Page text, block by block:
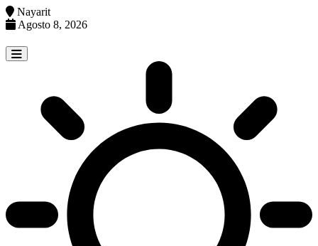
Nayarit
Agosto 8, 2026
to
content